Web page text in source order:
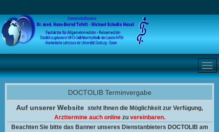
DOCTOLIB Terminvergabe
Auf unserer Website steht Ihnen die Möglichkeit zur Verfügung,
Arzttermine auch onlinezu vereinbaren.
Beachten Sie bitte das Banner unseres Dienstanbieters DOCTOLIB am